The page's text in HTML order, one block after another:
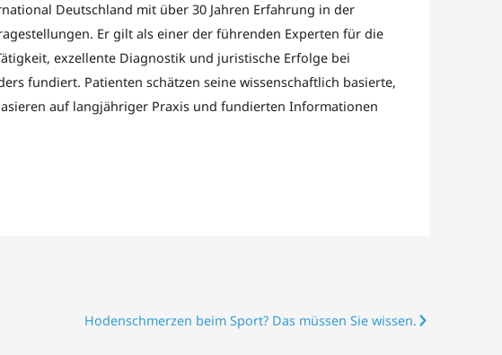
Deutschland mit über 30 Jahren Erfahrung in der
Er gilt als einer der führenden Experten für die
exzellente Diagnostik und juristische Erfolge bei
fundiert. Patienten schätzen seine wissenschaftlich basierte,
auf langjähriger Praxis und fundierten Informationen
Hodenschmerzen beim Sport? Das müssen Sie wissen.